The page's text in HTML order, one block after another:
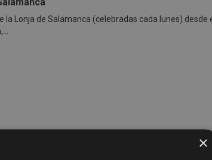
Lonja de Salamanca (celebradas cada lunes) desde
×